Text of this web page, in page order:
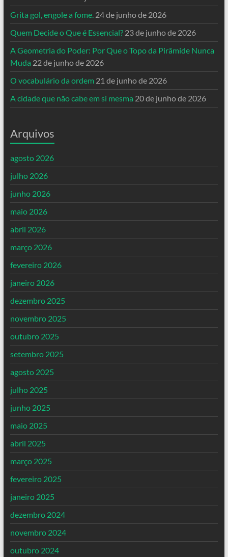
Grita gol, engole a fome. 24 de junho de 2026
Quem Decide o Que é Essencial? 23 de junho de 2026
A Geometria do Poder: Por Que o Topo da Pirâmide Nunca
Muda 22 de junho de 2026
O vocabulário da ordem 21 de junho de 2026
A cidade que não cabe em si mesma 20 de junho de 2026
Arquivos
agosto 2026
julho 2026
junho 2026
maio 2026
abril 2026
março 2026
fevereiro 2026
janeiro 2026
dezembro 2025
novembro 2025
outubro 2025
setembro 2025
agosto 2025
julho 2025
junho 2025
maio 2025
abril 2025
março 2025
fevereiro 2025
janeiro 2025
dezembro 2024
novembro 2024
outubro 2024